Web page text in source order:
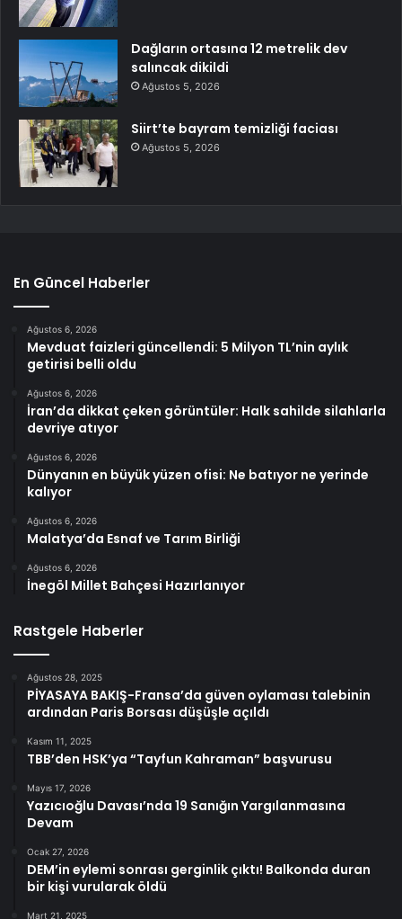
Dağların ortasına 12 metrelik dev
salıncak dikildi
Ağustos 5, 2026
Siirt’te bayram temizliği faciası
Ağustos 5, 2026
En Güncel Haberler
Ağustos 6, 2026
Mevduat faizleri güncellendi: 5 Milyon TL’nin aylık
getirisi belli oldu
Ağustos 6, 2026
İran’da dikkat çeken görüntüler: Halk sahilde silahlarla
devriye atıyor
Ağustos 6, 2026
Dünyanın en büyük yüzen ofisi: Ne batıyor ne yerinde
kalıyor
Ağustos 6, 2026
Malatya’da Esnaf ve Tarım Birliği
Ağustos 6, 2026
İnegöl Millet Bahçesi Hazırlanıyor
Rastgele Haberler
Ağustos 28, 2025
PİYASAYA BAKIŞ-Fransa’da güven oylaması talebinin
ardından Paris Borsası düşüşle açıldı
Kasım 11, 2025
TBB’den HSK’ya “Tayfun Kahraman” başvurusu
Mayıs 17, 2026
Yazıcıoğlu Davası’nda 19 Sanığın Yargılanmasına
Devam
Ocak 27, 2026
DEM’in eylemi sonrası gerginlik çıktı! Balkonda duran
bir kişi vurularak öldü
Mart 21, 2025